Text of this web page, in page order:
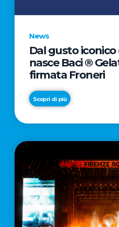
News
Dal gusto iconico
nasce Baci ®
firmata Froneri
Scopri di più